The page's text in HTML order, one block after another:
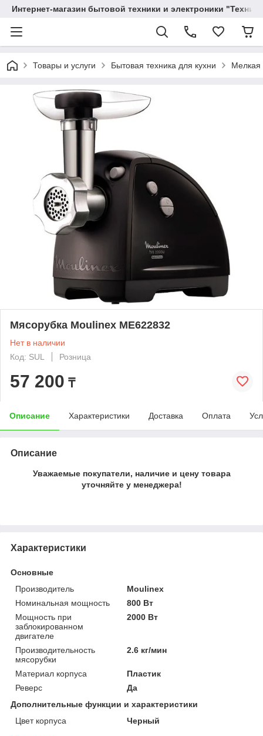
Интернет-магазин бытовой техники и электроники
Товары и услуги Бытовая техника для кухни Мелкая
Мясорубка Moulinex ME622832
Нет в наличии
Код: SUL
Розница
57 200 ₸
Описание Характеристики Доставка Оплата
Описание
Уважаемые покупатели, наличие и цену товара
уточняйте у менеджера!
Характеристики
Основные
Производитель
Moulinex
Номинальная мощность
800 Вт
Мощность при
заблокированном
двигателе
2000 Вт
Производительность
мясорубки
2.6 кг/мин
Материал корпуса
Пластик
Реверс
Да
Дополнительные функции и характеристики
Цвет корпуса
Черный